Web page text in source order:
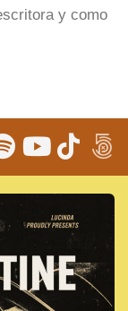
y como